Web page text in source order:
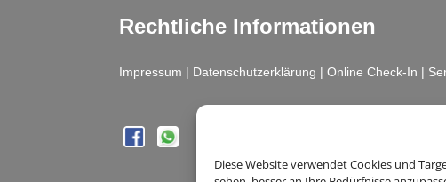
Diese Website verwendet Cookies und
Rechtliche Informationen
Impressum | Datenschutzerklärung |Online Check-In |